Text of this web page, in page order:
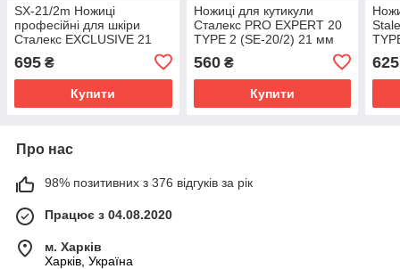
SX-21/2m Ножиці
професійні для шкіри
Сталекс EXCLUSIVE 21
695 ₴
Купити
Ножиці для кутикули
Сталекс PRO EXPERT 20
TYPE 2 (SE-20/2) 21 мм
560₴
Купити
625
Про нас
98% позитивних з 376 відгуків за рік
Працює з 04.08.2020
м. Харків
Харків, Україна